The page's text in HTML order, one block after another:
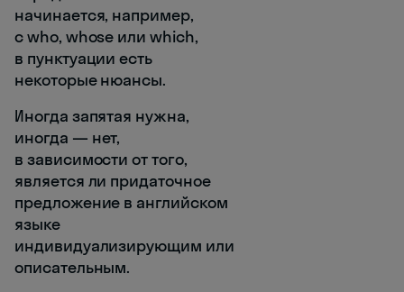
начинается, например,
с who, whose или which,
в пунктуации есть
некоторые нюансы.
Иногда запятая нужна,
иногда — нет,
в зависимости от того,
является ли придаточное
предложение в английском
языке
индивидуализирующим или
описательным.